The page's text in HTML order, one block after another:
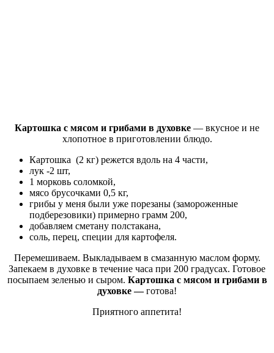
Картошка с мясом и грибами в духовке — вкусное и не
хлопотное в приготовлении блюдо.
Картошка (2 кг) режется вдоль на 4 части,
лук -2 шт,
1 морковь соломкой,
мясо брусочками 0,5 кг,
грибы у меня были уже порезаны (замороженные
подберезовики) примерно грамм 200,
добавляем сметану полстакана,
соль, перец, специи для картофеля.
Перемешиваем. Выкладываем в смазанную маслом форму.
Запекаем в духовке в течение часа при 200 градусах. Готовое
посыпаем зеленью и сыром. Картошка с мясом и грибами в
духовке —готова!
Приятного аппетита!